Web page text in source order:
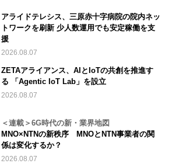
アライドテレシス、三原赤十字病院の院内ネッ
トワークを刷新 少人数運用でも安定稼働を支
援
2026.08.07
ZETAアライアンス、AIとIoTの共創を推進す
る 「Agentic IoT Lab」を設立
2026.08.07
＜連載＞6G時代の新・業界地図
MNO×NTNの新秩序 MNOとNTN事業者の関
係は変化するか？
2026.08.07